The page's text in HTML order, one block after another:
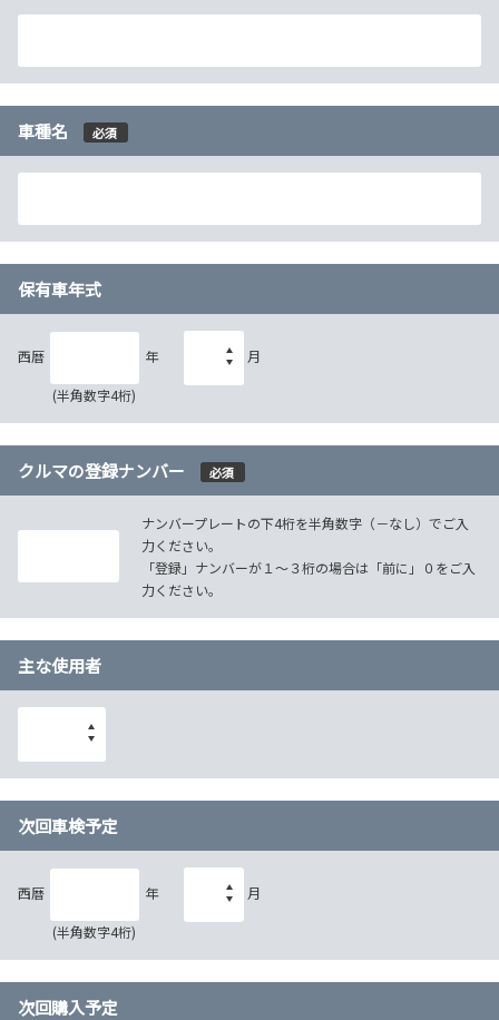
車種名 必須
保有車年式
西暦 年
(半角数字4桁)
月
クルマの登録ナンバー 必須
ナンバープレートの下4桁を半角数字（－なし）でご入
力ください。
「登録」ナンバーが１～３桁の場合は「前に」０をご入
力ください。
主な使用者
次回車検予定
西暦 年
(半角数字4桁)
月
次回購入予定